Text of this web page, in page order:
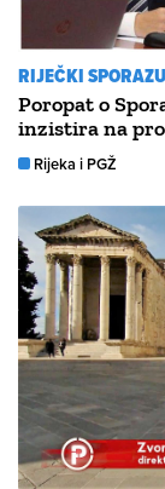
RIJEČKI
Poropat o
inzistira na
Rijeka i PGŽ